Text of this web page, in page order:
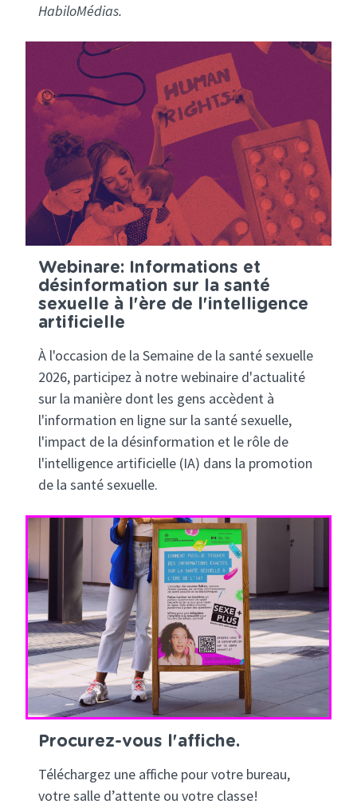
HabiloMédias.
Webinare: Informations et
désinformation sur la santé
sexuelle à l'ère de l'intelligence
artificielle
À l'occasion de la Semaine de la santé sexuelle
2026, participez à notre webinaire d'actualité
sur la manière dont les gens accèdent à
l'information en ligne sur la santé sexuelle,
l'impact de la désinformation et le rôle de
l'intelligence artificielle (IA) dans la promotion
de la santé sexuelle.
Procurez-vous l'affiche.
Téléchargez une affiche pour votre bureau,
votre salle d’attente ou votre classe!